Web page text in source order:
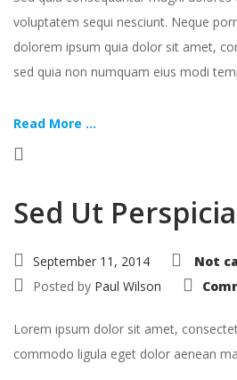
voluptatem sequi nesciunt. Neque
dolorem ipsum quia dolor sit amet,
sed quia non numquam eius modi
Read More ...
Sed Ut
September 11, 2014
Not
Posted by Paul Wilson
Lorem ipsum dolor sit amet,
commodo ligula eget dolor aenean